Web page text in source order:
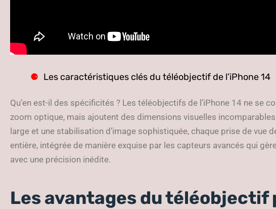
Les caractéristiques clés du téléobjectif de l’iPhone 14
Qu’en est-il des spécificités ? Les téléobjectifs de l’iPhone 14 ne se
zoom optique, mais ajoutent des dimensions visuelles
large et une stabilisation d’image sophistiquée, chaque prise de vue
entière, intégrée de manière exquise par les capteurs avancés qui
avec une précision inédite.
Les avantages du téléobjectif